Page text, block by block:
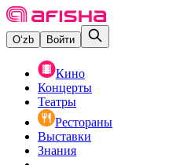
O‘zb Войти
Кино
Концерты
Театры
Рестораны
Выставки
Знания